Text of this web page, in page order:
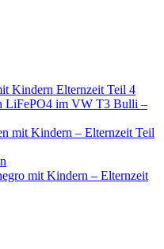
Kindern Elternzeit Teil 4
LiFePO4 im VW T3 Bulli –
mit Kindern – Elternzeit Teil
mit Kindern – Elternzeit